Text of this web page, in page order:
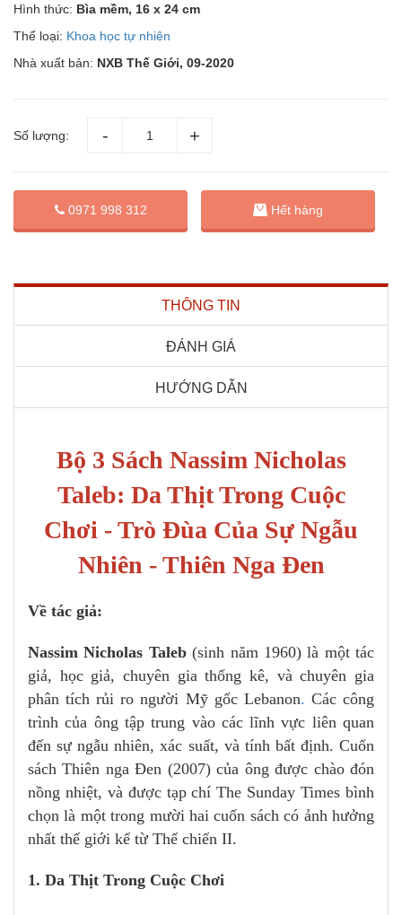
Hình thức: Bìa mềm, 16 x 24 cm
Thể loại: Khoa học tự nhiên
Nhà xuất bản: NXB Thế Giới, 09-2020
Số lượng:
0971 998 312 Hết hàng
THÔNG TIN
ĐÁNH GIÁ
HƯỚNG DẪN
Bộ 3 Sách Nassim Nicholas
Taleb: Da Thịt Trong Cuộc
Chơi - Trò Đùa Của Sự Ngẫu
Nhiên - Thiên Nga Đen
Về tác giả:
Nassim Nicholas Taleb(sinh năm 1960) là một tác
giả, học giả, chuyên gia thống kê, và chuyên gia
phân tích rủi ro người Mỹ gốc Lebanon. Các công
trình của ông tập trung vào các lĩnh vực liên quan
đến sự ngẫu nhiên, xác suất, và tính bất định. Cuốn
sách Thiên nga Đen (2007) của ông được chào đón
nồng nhiệt, và được tạp chí The Sunday Times bình
chọn là một trong mười hai cuốn sách có ảnh hưởng
nhất thế giới kể từ Thế chiến II.
1. Da Thịt Trong Cuộc Chơi